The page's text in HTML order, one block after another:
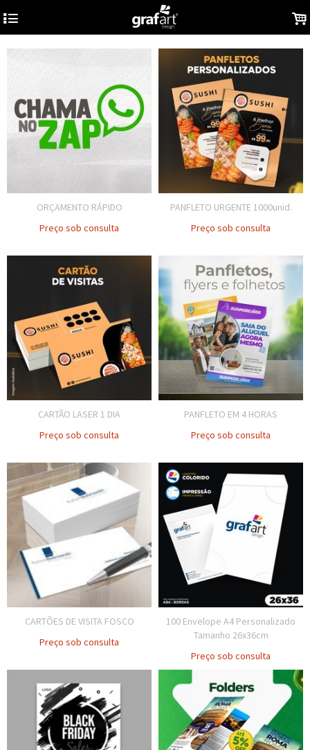
4 .
ORÇAMENTO RÁPIDO
Preço sob consulta
PANFLETO URGENTE 1000unid.
Preço sob consulta
CARTÃO LASER 1 DIA
Preço sob consulta
PANFLETO EM 4 HORAS
Preço sob consulta
CARTÕES DE VISITA FOSCO
Preço sob consulta
100 Envelope A4 Personalizado
Tamanho 26x36cm
Preço sob consulta